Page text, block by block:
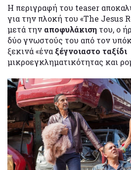
Η περιγραφή του teaser
για την πλοκή του «The Jesus
μετά την αποφυλάκιση του, ο
δύο γνωστούς του από τον
ξεκινά «ένα ξέγνοιαστο ταξίδι
μικροεγκληματικότητας και